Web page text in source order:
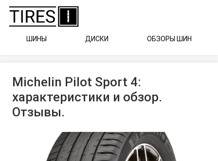
ШИНЫ ДИСКИ ОБЗОРЫ ШИН
Michelin Pilot Sport 4:
характеристики и обзор.
Отзывы.